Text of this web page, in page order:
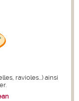
ravioles...) ainsi